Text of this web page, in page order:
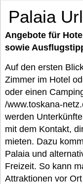
Palaia
Angebote für
sowie
Auf den ersten
Zimmer im Hotel
oder einen
/www.toskana-
werden
mit dem Kontakt,
mieten. Dazu
Palaia und
Freizeit. So kann
Attraktionen vor